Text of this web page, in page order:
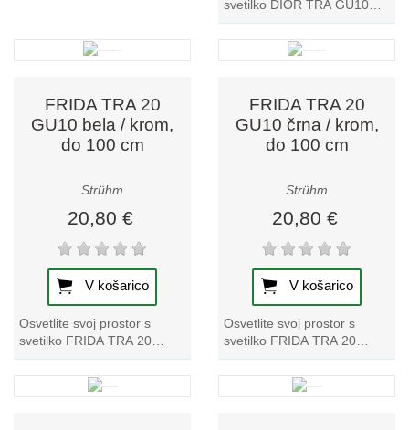
svetilko DIOR TRA GU10
črna/krom. Popolna
kombinacija sloga in
funkcionalnosti za vse...
FRIDA TRA 20
GU10 bela / krom,
do 100 cm
Strühm
20,80 €
V košarico
Osvetlite svoj prostor s
svetilko FRIDA TRA 20
GU10 belo/krom, ki se
nahaja v dolžini 100 cm.
Izkusite vrhunsko...
FRIDA TRA 20
GU10 črna / krom,
do 100 cm
Strühm
20,80 €
V košarico
Osvetlite svoj prostor s
svetilko FRIDA TRA 20
GU10 črna/krom, ki se
nahaja v dolžini 100 cm.
Izkusite vrhunsko...